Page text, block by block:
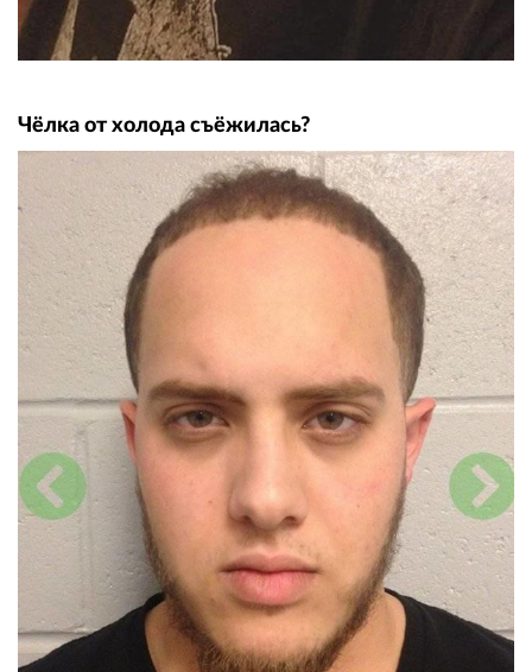
Чёлка от холода съёжилась?